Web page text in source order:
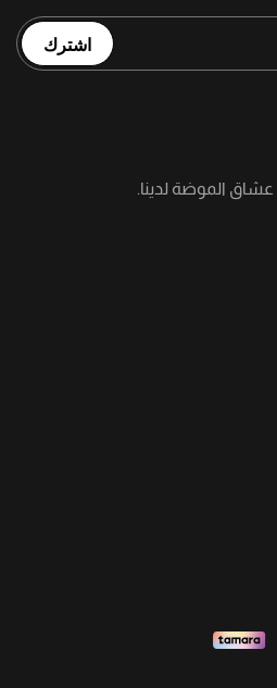
اشترك
الموضة لدينا.